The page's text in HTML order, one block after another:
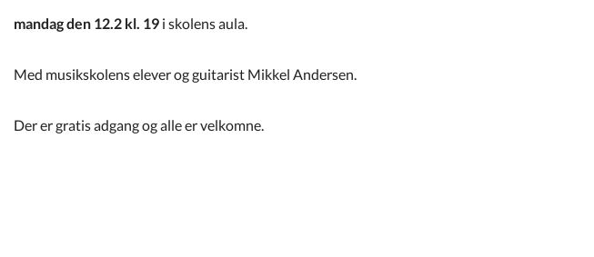
mandag den 12.2 kl. 19 i skolens aula.
Med musikskolens elever og guitarist Mikkel Andersen.
Der er gratis adgang og alle er velkomne.